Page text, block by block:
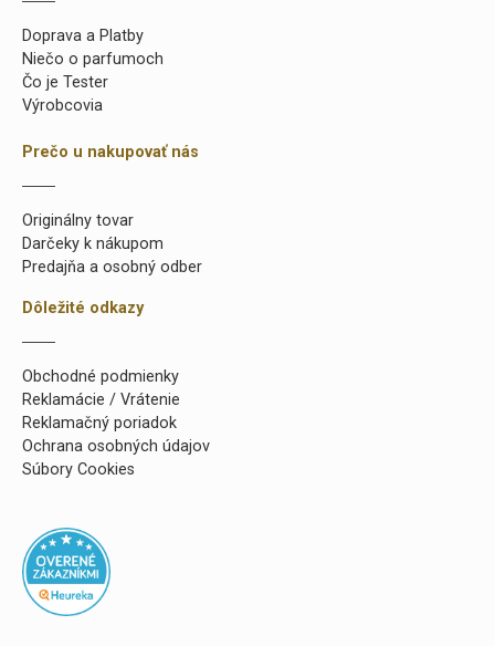
Doprava a Platby
Niečo o parfumoch
Čo je Tester
Výrobcovia
Prečo u nakupovať nás
Originálny tovar
Darčeky k nákupom
Predajňa a osobný odber
Dôležité odkazy
Obchodné podmienky
Reklamácie / Vrátenie
Reklamačný poriadok
Ochrana osobných údajov
Súbory Cookies